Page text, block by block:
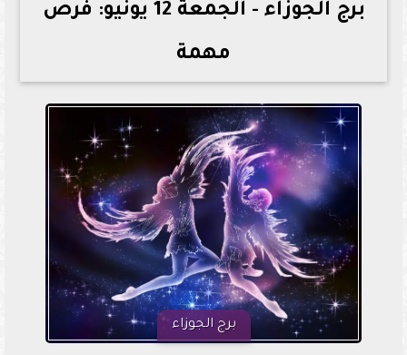
برج الجوزاء - الجمعة 12 يونيو: فرص
مهمة
برج الجوزاء